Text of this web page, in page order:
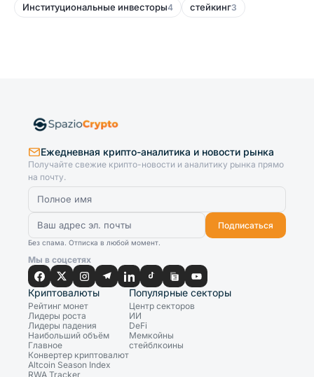
Институциональные инвесторы4 стейкинг3
Ежедневная крипто-аналитика и новости рынка
Получайте свежие крипто-новости и аналитику рынка прямо
на почту.
Подписаться
Без спама. Отписка в любой момент.
Мы в соцсетях
Криптовалюты
Рейтинг монет
Лидеры роста
Лидеры падения
Наибольший объём
Главное
Конвертер криптовалют
Altcoin Season Index
RWA Tracker
Популярные секторы
Центр секторов
ИИ
DeFi
Мемкойны
стейблкоины